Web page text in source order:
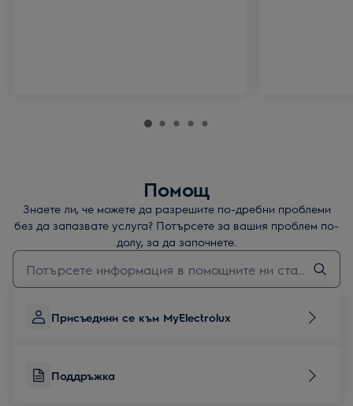
Помощ
Знаете ли, че можете да разрешите по-дребни проблеми
без да запазвате услуга? Потърсете за вашия проблем по-
долу, за да започнете.
Въведете текст за да потърсите статии за поддръжка
Присъедини се към MyElectrolux
Поддръжка